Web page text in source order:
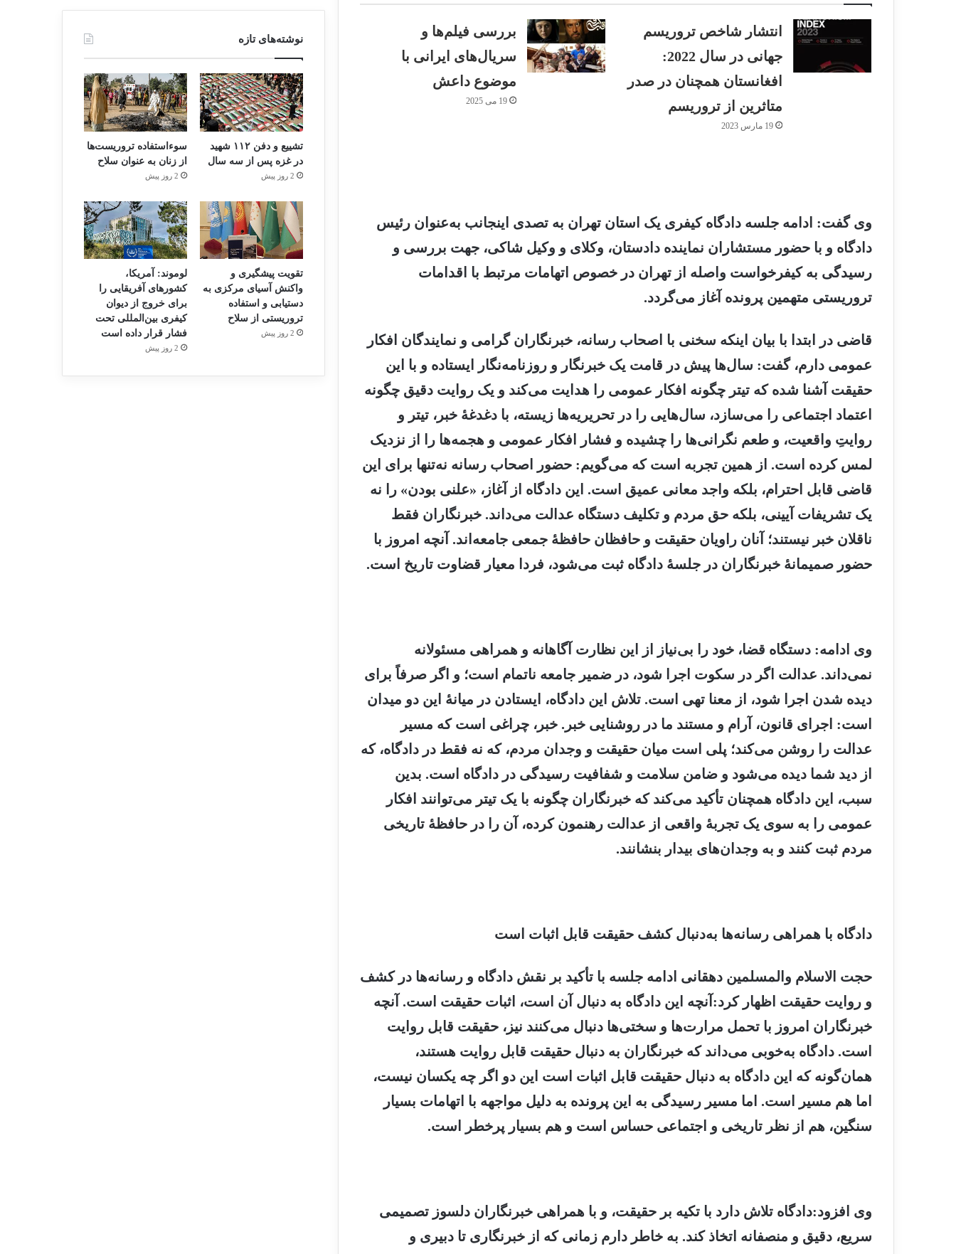
انتشار شاخص تروریسم
جهانی در سال 2022:
افغانستان همچنان در صدر
متاثرین از تروریسم
19 مارس 2023
بررسی فیلم‌ها و
سریال‌های ایرانی با
موضوع داعش
19 می 2025
وی گفت: ادامه جلسه دادگاه کیفری یک استان تهران به تصدی اینجانب به‌عنوان رئیس
دادگاه و با حضور مستشاران نماینده دادستان، وکلای و وکیل شاکی، جهت بررسی و
رسیدگی به کیفرخواست واصله از تهران در خصوص اتهامات مرتبط با اقدامات
تروریستی متهمین پرونده آغاز می‌گردد.
قاضی در ابتدا با بیان اینکه سخنی با اصحاب رسانه، خبرنگاران گرامی و نمایندگان افکار
عمومی دارم، گفت: سال‌ها پیش در قامت یک خبرنگار و روزنامه‌نگار ایستاده و با این
حقیقت آشنا شده که تیتر چگونه افکار عمومی را هدایت می‌کند و یک روایت دقیق چگونه
اعتماد اجتماعی را می‌سازد، سال‌هایی را در تحریریه‌ها زیسته، با دغدغهٔ خبر، تیتر و
روایتِ واقعیت، و طعم نگرانی‌ها را چشیده و فشار افکار عمومی و هجمه‌ها را از نزدیک
لمس کرده است. از همین تجربه است که می‌گویم: حضور اصحاب رسانه نه‌تنها برای این
قاضی قابل احترام، بلکه واجد معانی عمیق است. این دادگاه از آغاز، «علنی بودن» را نه
یک تشریفات آیینی، بلکه حق مردم و تکلیف دستگاه عدالت می‌داند. خبرنگاران فقط
ناقلان خبر نیستند؛ آنان راویان حقیقت و حافظان حافظهٔ جمعی جامعه‌اند. آنچه امروز با
حضور صمیمانهٔ خبرنگاران در جلسهٔ دادگاه ثبت می‌شود، فردا معیار قضاوت تاریخ است.
وی ادامه: دستگاه قضا، خود را بی‌نیاز از این نظارت آگاهانه و همراهی مسئولانه
نمی‌داند. عدالت اگر در سکوت اجرا شود، در ضمیر جامعه ناتمام است؛ و اگر صرفاً برای
دیده شدن اجرا شود، از معنا تهی است. تلاش این دادگاه، ایستادن در میانهٔ این دو میدان
است: اجرای قانون، آرام و مستند ما در روشنایی خبر. خبر، چراغی است که مسیر
عدالت را روشن می‌کند؛ پلی است میان حقیقت و وجدان مردم، که نه فقط در دادگاه، که
از دید شما دیده می‌شود و ضامن سلامت و شفافیت رسیدگی در دادگاه است. بدین
سبب، این دادگاه همچنان تأکید می‌کند که خبرنگاران چگونه با یک تیتر می‌توانند افکار
عمومی را به سوی یک تجربهٔ واقعی از عدالت رهنمون کرده، آن را در حافظهٔ تاریخی
مردم ثبت کنند و به وجدان‌های بیدار بنشانند.
دادگاه با همراهی رسانه‌ها به‌دنبال کشف حقیقت قابل اثبات است
حجت الاسلام والمسلمین دهقانی ادامه جلسه با تأکید بر نقش دادگاه و رسانه‌ها در کشف
و روایت حقیقت اظهار کرد:آنچه این دادگاه به دنبال آن است، اثبات حقیقت است. آنچه
خبرنگاران امروز با تحمل مرارت‌ها و سختی‌ها دنبال می‌کنند نیز، حقیقت قابل روایت
است. دادگاه به‌خوبی می‌داند که خبرنگاران به دنبال حقیقت قابل روایت هستند،
همان‌گونه که این دادگاه به دنبال حقیقت قابل اثبات است این دو اگر چه یکسان نیست،
اما هم مسیر است. اما مسیر رسیدگی به این پرونده به دلیل مواجهه با اتهامات بسیار
سنگین، هم از نظر تاریخی و اجتماعی حساس است و هم بسیار پرخطر است.
وی افزود:دادگاه تلاش دارد با تکیه بر حقیقت، و با همراهی خبرنگاران دلسوز تصمیمی
سریع، دقیق و منصفانه اتخاذ کند. به خاطر دارم زمانی که از خبرنگاری تا دبیری و
نوشته‌های تازه
تشییع و دفن ۱۱۲ شهید
در غزه پس از سه سال
2 روز پیش
سوءاستفاده تروریست‌ها
از زنان به عنوان سلاح
2 روز پیش
تقویت پیشگیری و
واکنش آسیای مرکزی به
دستیابی و استفاده
تروریستی از سلاح
2 روز پیش
لوموند: آمریکا،
کشورهای آفریقایی را
برای خروج از دیوان
کیفری بین‌المللی تحت
فشار قرار داده است
2 روز پیش